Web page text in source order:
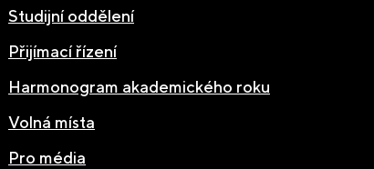
Studijní oddělení
Přijímací řízení
Harmonogram akademického roku
Volná místa
Pro média